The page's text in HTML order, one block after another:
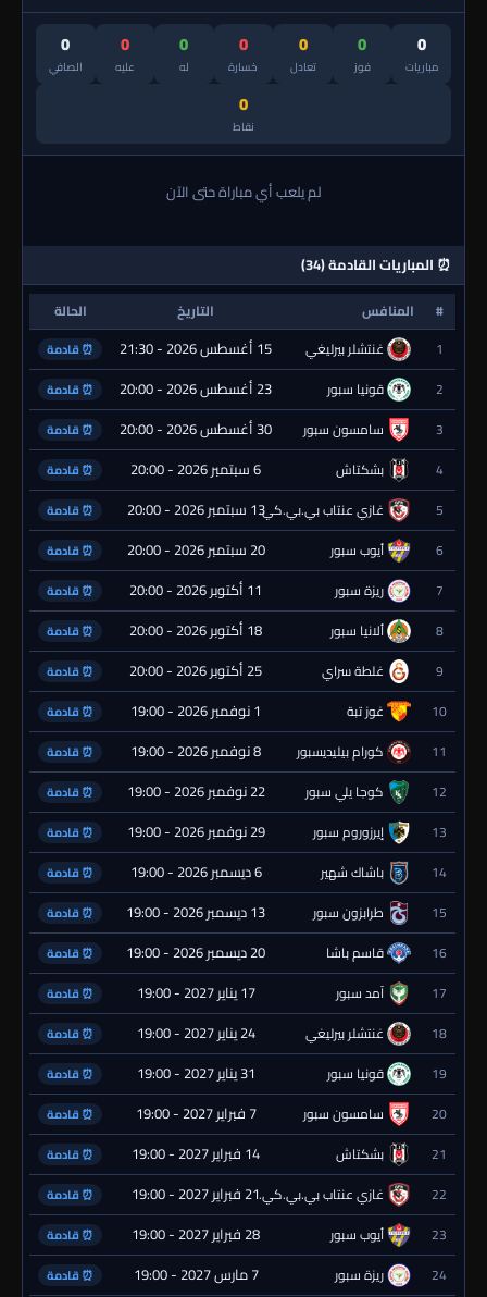
0
مباريات
0
فوز
0
تعادل
0
خسارة
0
له
0
عليه
0
الصافي
0
نقاط
لم يلعب أي مباراة حتى الآن
⏰ المباريات القادمة (34)
# المنافس التاريخ
الحالة
1
غنتشلر بيرليغي 15 أغسطس 2026 - 21:30 ⏰ قادمة
2 قونيا سبور 23 أغسطس 2026 - 20:00 ⏰ قادمة
3 سامسون سبور 30 أغسطس 2026 - 20:00 ⏰ قادمة
4 بشكتاش 6 سبتمبر 2026 - 20:00 ⏰ قادمة
5 غازي عنتاب بي.بي.كي.13 سبتمبر 2026 - 20:00 ⏰ قادمة
6 أيوب سبور 20 سبتمبر 2026 - 20:00 ⏰ قادمة
7 ريزة سبور 11 أكتوبر 2026 - 20:00 ⏰ قادمة
8 ألانيا سبور 18 أكتوبر 2026 - 20:00 ⏰ قادمة
9 غلطة سراي 25 أكتوبر 2026 - 20:00 ⏰ قادمة
10 غوز تبة 1 نوفمبر 2026 - 19:00 ⏰ قادمة
11 كورام بيليديسبور 8 نوفمبر 2026 - 19:00 ⏰ قادمة
12 كوجا يلي سبور 22 نوفمبر 2026 - 19:00 ⏰ قادمة
13 إيرزوروم سبور 29 نوفمبر 2026 - 19:00 ⏰ قادمة
14 باشاك شهير 6 ديسمبر 2026 - 19:00 ⏰ قادمة
15 طرابزون سبور 13 ديسمبر 2026 - 19:00 ⏰ قادمة
16 قاسم باشا 20 ديسمبر 2026 - 19:00 ⏰ قادمة
17 آمد سبور 17 يناير 2027 - 19:00 ⏰ قادمة
18 غنتشلر بيرليغي 24 يناير 2027 - 19:00 ⏰ قادمة
19 قونيا سبور 31 يناير 2027 - 19:00 ⏰ قادمة
20 سامسون سبور 7 فبراير 2027 - 19:00 ⏰ قادمة
21 بشكتاش 14 فبراير 2027 - 19:00 ⏰ قادمة
22 غازي عنتاب بي.بي.كي.21 فبراير 2027 - 19:00 ⏰ قادمة
23 أيوب سبور 28 فبراير 2027 - 19:00 ⏰ قادمة
24 ريزة سبور 7 مارس 2027 - 19:00 ⏰ قادمة